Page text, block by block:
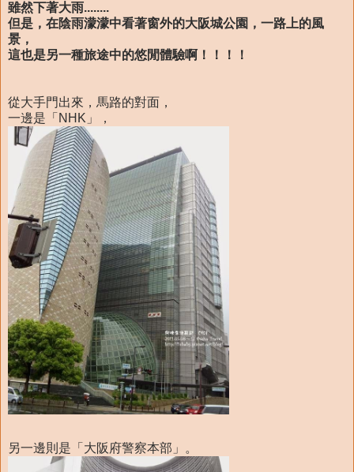
雖然下著大雨........
但是，在陰雨濛濛中看著窗外的大阪城公園，一路上的風
景，
這也是另一種旅途中的悠閒體驗啊！！！！
從大手門出來，馬路的對面，
一邊是「NHK」，
另一邊則是「大阪府警察本部」。